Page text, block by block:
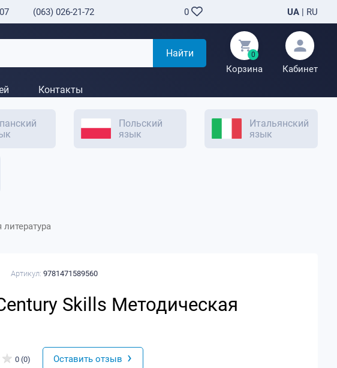
(063) 026-21-72 0 UA | RU
Найти 0
Корзина Кабинет
Контакты
Польский
язык
Итальянский
язык
Артикул:9781471589560
Skills Методическая
0 (0) Оставить отзыв ›